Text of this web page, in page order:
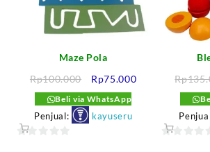
Maze Pola
Rp100.000
Harga
aslinya
adalah:
Rp100.000.
Rp75.000Harga
adalah:
Rp75.000.
Beli via WhatsApp
Penjual: kayuseru
Rp